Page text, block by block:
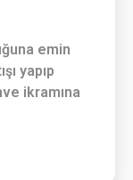
emin
yapıp
ikramına